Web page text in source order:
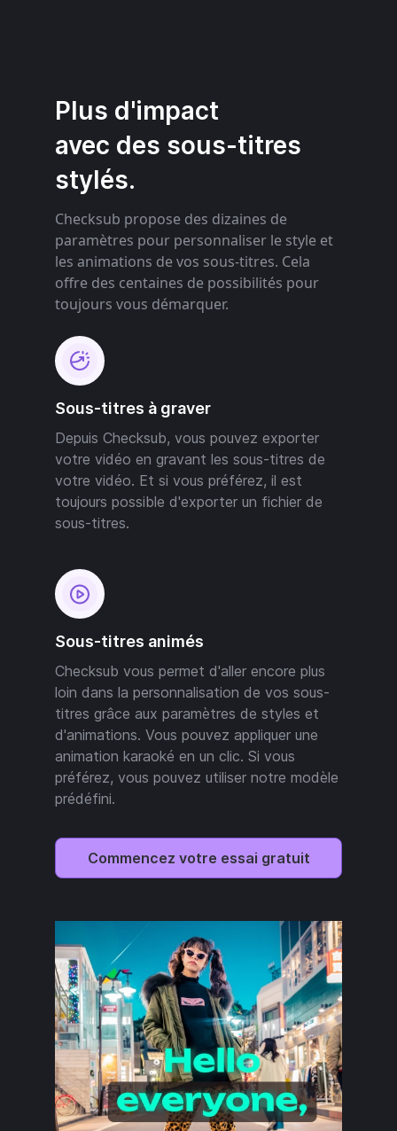
Plus d'impact
avec des sous-titres
stylés.
Checksub propose des dizaines de
paramètres pour personnaliser le style et
les animations de vos sous-titres. Cela
offre des centaines de possibilités pour
toujours vous démarquer.
Sous-titres à graver
Depuis Checksub, vous pouvez exporter
votre vidéo en gravant les sous-titres de
votre vidéo. Et si vous préférez, il est
toujours possible d'exporter un fichier de
sous-titres.
Sous-titres animés
Checksub vous permet d'aller encore plus
loin dans la personnalisation de vos sous-
titres grâce aux paramètres de styles et
d'animations. Vous pouvez appliquer une
animation karaoké en un clic. Si vous
préférez, vous pouvez utiliser notre modèle
prédéfini.
Commencez votre essai gratuit